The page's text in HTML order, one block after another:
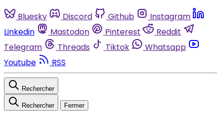
Bluesky Discord Github
Instagram
Linkedin
Mastodon Pinterest
Reddit
Telegram
Threads Tiktok
Whatsapp
Youtube
RSS
Rechercher
Rechercher Fermer